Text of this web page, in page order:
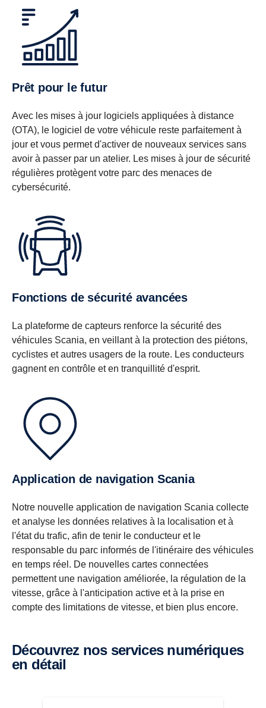
Prêt pour le futur
Avec les mises à jour logiciels appliquées à distance
(OTA), le logiciel de votre véhicule reste parfaitement à
jour et vous permet d'activer de nouveaux services sans
avoir à passer par un atelier. Les mises à jour de sécurité
régulières protègent votre parc des menaces de
cybersécurité.
Fonctions de sécurité avancées
La plateforme de capteurs renforce la sécurité des
véhicules Scania, en veillant à la protection des piétons,
cyclistes et autres usagers de la route. Les conducteurs
gagnent en contrôle et en tranquillité d'esprit.
Application de navigation Scania
Notre nouvelle application de navigation Scania collecte
et analyse les données relatives à la localisation et à
l'état du trafic, afin de tenir le conducteur et le
responsable du parc informés de l'itinéraire des véhicules
en temps réel. De nouvelles cartes connectées
permettent une navigation améliorée, la régulation de la
vitesse, grâce à l'anticipation active et à la prise en
compte des limitations de vitesse, et bien plus encore.
Découvrez nos services numériques
en détail